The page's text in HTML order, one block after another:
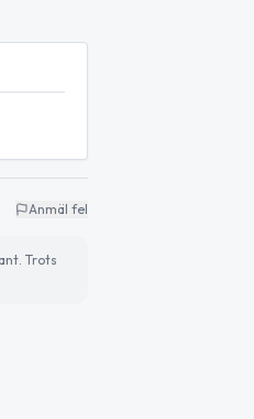
Anmäl fel
Trots